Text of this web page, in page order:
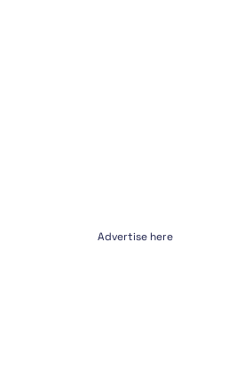
Advertise here